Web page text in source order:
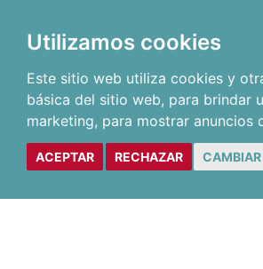
Utilizamos cookies
Este sitio web utiliza cookies y
básica del sitio web, para brindar
marketing, para mostrar anuncios
ACEPTAR RECHAZAR CAMBIAR